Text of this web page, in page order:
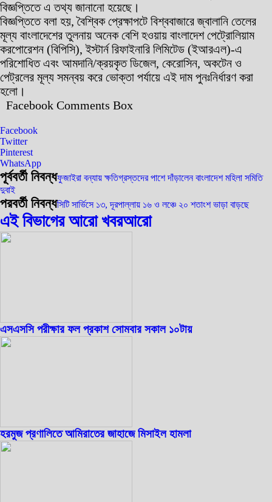
বিজ্ঞপ্তিতে এ তথ্য জানানো হয়েছে।
বিজ্ঞপ্তিতে বলা হয়, বৈশ্বিক প্রেক্ষাপটে বিশ্ববাজারে জ্বালানি তেলের
মূল্য বাংলাদেশের তুলনায় অনেক বেশি হওয়ায় বাংলাদেশ পেট্রোলিয়াম
করপোরেশন (বিপিসি), ইস্টার্ন রিফাইনারি লিমিটেড (ইআরএল)-এ
পরিশোধিত এবং আমদানি/ক্রয়কৃত ডিজেল, কেরোসিন, অকটেন ও
পেট্রলের মূল্য সমন্বয় করে ভোক্তা পর্যায়ে এই দাম পুনঃনির্ধারণ করা
হলো।
Facebook Comments Box
Facebook
Twitter
Pinterest
WhatsApp
পূর্ববর্তী নিবন্ধফুজাইরা বন্যায় ক্ষতিগ্রস্তদের পাশে দাঁড়ালেন বাংলাদেশ মহিলা সমিতি
দুবাই
পরবর্তী নিবন্ধসিটি সার্ভিসে ১৩, দূরপাল্লায় ১৬ ও লঞ্চে ২০ শতাংশ ভাড়া বাড়ছে
এই বিভাগের আরো খবরআরো
এসএসসি পরীক্ষার ফল প্রকাশ সোমবার সকাল ১০টায়
হরমুজ প্রণালিতে আমিরাতের জাহাজে মিসাইল হামলা